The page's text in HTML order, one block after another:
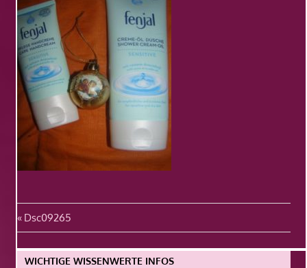
Beitragsnavigation
Vorheriger
Beitrag:
Dsc09265
WICHTIGE WISSENWERTE INFOS